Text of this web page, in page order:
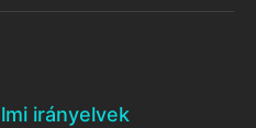
irányelvek